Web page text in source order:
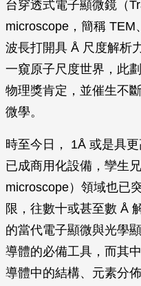
台穿透式電子顯微鏡（
microscope，簡稱 TEM
波長打開具 Å 尺度解析
一窺原子尺度世界，此
物理獎肯定，並催生不
微學。
時至今日， 1Å 或是具
已成商用化設備，孿生
microscope）領域也已
限，往數十或甚至數 Å
的當代電子顯微與光學
導體的必備工具，而其
導體中的結構、元素分